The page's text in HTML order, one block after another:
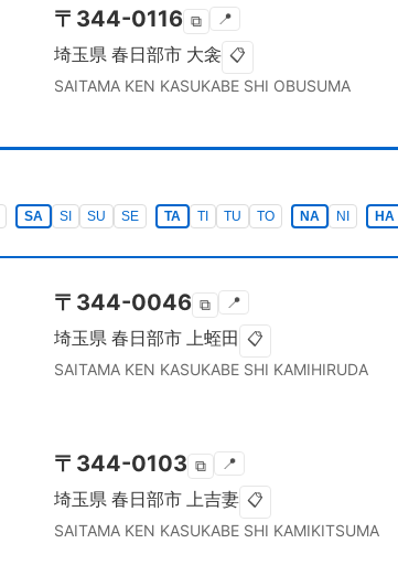
〒 344-0116 ⧉ 📍
埼玉県 春日部市 大衾 📋
SAITAMA KEN KASUKABE SHI OBUSUMA
SA SI SU SE TA TI TU TO NA NI HA
〒 344-0046 ⧉ 📍
埼玉県 春日部市 上蛭田 📋
SAITAMA KEN KASUKABE SHI KAMIHIRUDA
〒 344-0103 ⧉ 📍
埼玉県 春日部市 上吉妻 📋
SAITAMA KEN KASUKABE SHI KAMIKITSUMA